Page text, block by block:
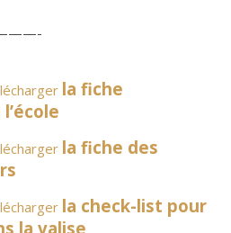
la fiche
la fiche des
la check-list pour
la valise